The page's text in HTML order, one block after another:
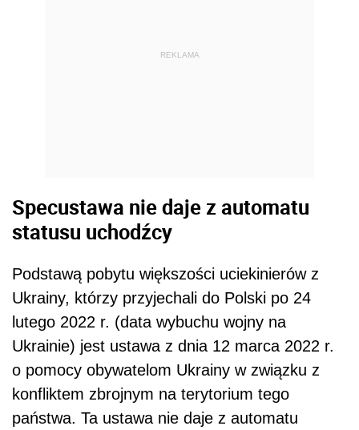
REKLAMA
Specustawa nie daje z automatu
statusu uchodźcy
Podstawą pobytu większości uciekinierów z
Ukrainy, którzy przyjechali do Polski po 24
lutego 2022 r. (data wybuchu wojny na
Ukrainie) jest ustawa z dnia 12 marca 2022 r.
o pomocy obywatelom Ukrainy w związku z
konfliktem zbrojnym na terytorium tego
państwa. Ta ustawa nie daje z automatu